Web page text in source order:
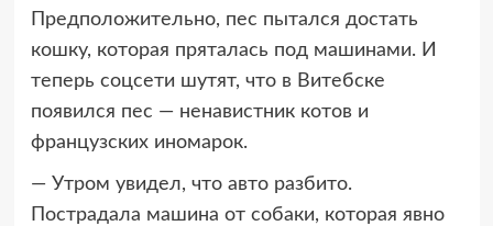
Предположительно, пес пытался достать
кошку, которая пряталась под машинами. И
теперь соцсети шутят, что в Витебске
появился пес — ненавистник котов и
французских иномарок.
— Утром увидел, что авто разбито.
Пострадала машина от собаки, которая явно